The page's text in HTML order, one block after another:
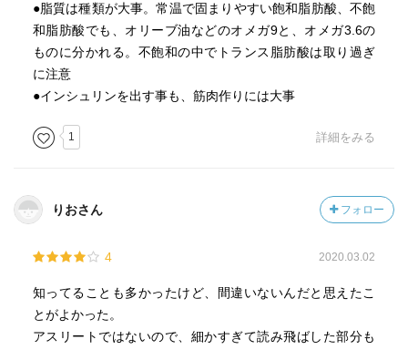
朝食メニュー
ご飯、目玉焼き・ゆで卵、納豆・冷ややっこ、ブロッコリ
ー・ミニトマト
ご飯、焼き魚・缶詰、ミニトマト
レバニラ→週に１回は食べるなど定番化してもよい
食べるという向上心 毎朝、さばやさんまの缶詰を１缶食
筋肉→遅筋・赤筋
遺伝による・トレーニングにより白筋は赤筋に変わるがそ
の逆は起こらない・短距離が得意な選手が長距離も得意に
●脂質は種類が大事。常温で固まりやすい飽和脂肪酸、不飽
和脂肪酸でも、オリーブ油などのオメガ9と、オメガ3.6の
ものに分かれる。不飽和の中でトランス脂肪酸は取り過ぎ
に注意
●インシュリンを出す事も、筋肉作りには大事
1 詳細をみる
りおさん フォロー
4 2020.03.02
知ってることも多かったけど、間違いないんだと思えたこ
とがよかった。
アスリートではないので、細かすぎて読み飛ばした部分も